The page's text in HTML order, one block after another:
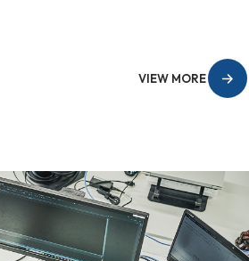
VIEW MORE